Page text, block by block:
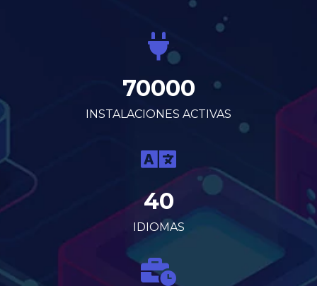
70000
INSTALACIONES ACTIVAS
40
IDIOMAS